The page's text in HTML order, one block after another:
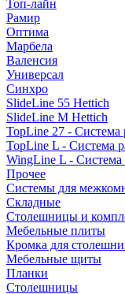
Топ-лайн
Рамир
Оптима
Марбела
Валенсия
Универсал
Синхро
SlideLine 55 Hettich
SlideLine M Hettich
TopLine 27 - Система
TopLine L - Система
WingLine L - Система
Прочее
Системы для
Складные
Столешницы и
Мебельные плиты
Кромка для
Мебельные щиты
Планки
Столешницы